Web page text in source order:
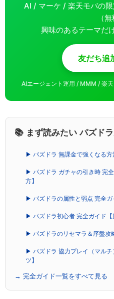
AI / マーケ / 楽天モバの
（無
興味のあるテーマだ
友だち追
AIエージェント運用 / MMM / 楽
📚 まず読みたい パズド
▶ パズドラ 無課金で強くなる方
▶ パズドラ ガチャの引き時 完
方】
▶ パズドラの属性と弱点 完全ガ
▶ パズドラ初心者 完全ガイド【
▶ パズドラのリセマラ＆序盤攻
▶ パズドラ 協力プレイ（マル
ツ】
→ 完全ガイド一覧をすべて見る